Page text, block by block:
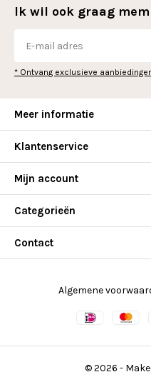
Ik wil ook graag
* Ontvang exclusieve
Meer informatie
Klantenservice
Mijn account
Categorieën
Contact
© 2026 -
Algemene